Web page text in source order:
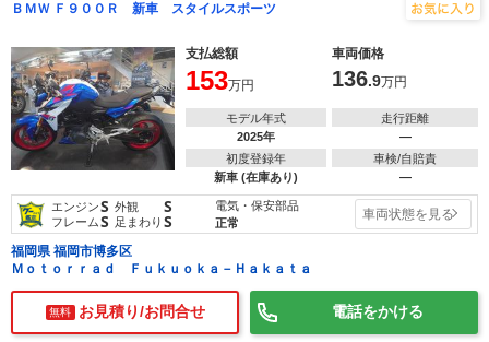
ＢＭＷ Ｆ９００Ｒ 新車 スタイルスポーツ
支払総額 車両価格
153万円 136.9万円
モデル年式
2025年
走行距離
―
初度登録年
新車 (在庫あり)
車検/自賠責
―
エンジンS 外観 S
フレームS 足まわり S
電気・保安部品
正常
車両状態を見る
福岡県 福岡市博多区
Ｍｏｔｏｒｒａｄ Ｆｕｋｕｏｋａ－Ｈａｋａｔａ
無料 お見積り/お問合せ 電話をかける